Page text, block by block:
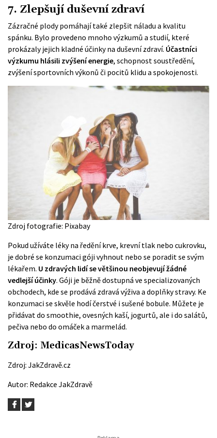
7. Zlepšují duševní zdraví
Zázračné plody pomáhají také zlepšit náladu a kvalitu
spánku. Bylo provedeno mnoho výzkumů a studií, které
prokázaly jejich kladné účinky na duševní zdraví. Účastníci
výzkumu hlásili zvýšení energie, schopnost soustředění,
zvýšení sportovních výkonů či pocitů klidu a spokojenosti.
Zdroj fotografie: Pixabay
Pokud užíváte léky na ředění krve, krevní tlak nebo cukrovku,
je dobré se konzumaci góji vyhnout nebo se poradit se svým
lékařem. U zdravých lidí se většinou neobjevují žádné
vedlejší účinky. Góji je běžně dostupná ve specializovaných
obchodech, kde se prodává zdravá výživa a doplňky stravy. Ke
konzumaci se skvěle hodí čerstvé i sušené bobule. Můžete je
přidávat do smoothie, ovesných kaší, jogurtů, ale i do salátů,
pečiva nebo do omáček a marmelád.
Zdroj: MedicasNewsToday
Zdroj: JakZdravě.cz
Autor: Redakce JakZdravě